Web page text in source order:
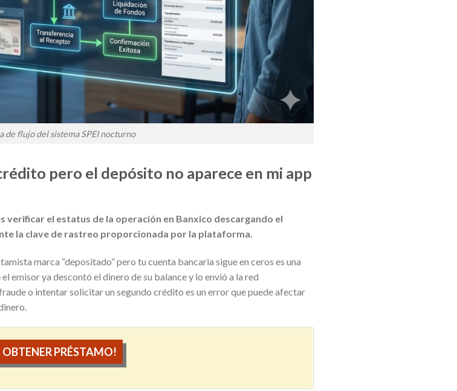
de flujo del sistema SPEI nocturno
pero el depósito no aparece en mi app
verificar el estatus de la operación en Banxico descargando el
la clave de rastreo proporcionada por la plataforma.
marca “depositado” pero tu cuenta bancaria sigue en ceros es una
emisor ya descontó el dinero de su balance y lo envió a la red
o intentar solicitar un segundo crédito es un error que puede afectar
OBTENER PRÉSTAMO!